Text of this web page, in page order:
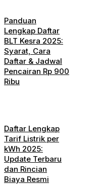
Panduan
Lengkap Daftar
BLT Kesra 2025:
Syarat, Cara
Daftar & Jadwal
Pencairan Rp 900
Ribu
Daftar Lengkap
Tarif Listrik per
kWh 2025:
Update Terbaru
dan Rincian
Biaya Resmi